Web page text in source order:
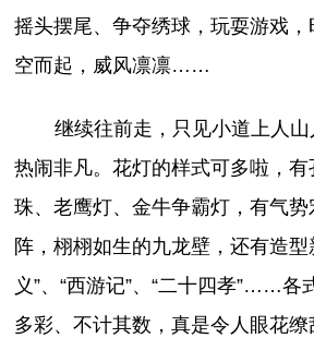
摇头摆尾、争夺绣球，玩耍游戏
空而起，威风凛凛……
继续往前走，只见小道上人山
热闹非凡。花灯的样式可多啦，
珠、老鹰灯、金牛争霸灯，有气
阵，栩栩如生的九龙壁，还有造型
义”、“西游记”、“二十四孝”……各
多彩、不计其数，真是令人眼花缭